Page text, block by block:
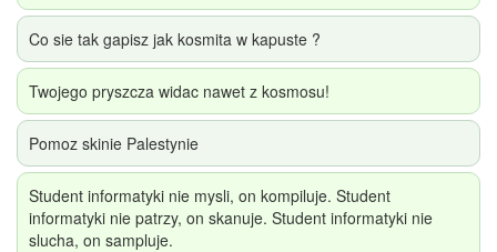
Co sie tak gapisz jak kosmita w kapuste ?
Twojego pryszcza widac nawet z kosmosu!
Pomoz skinie Palestynie
Student informatyki nie mysli, on kompiluje. Student
informatyki nie patrzy, on skanuje. Student informatyki nie
slucha, on sampluje.